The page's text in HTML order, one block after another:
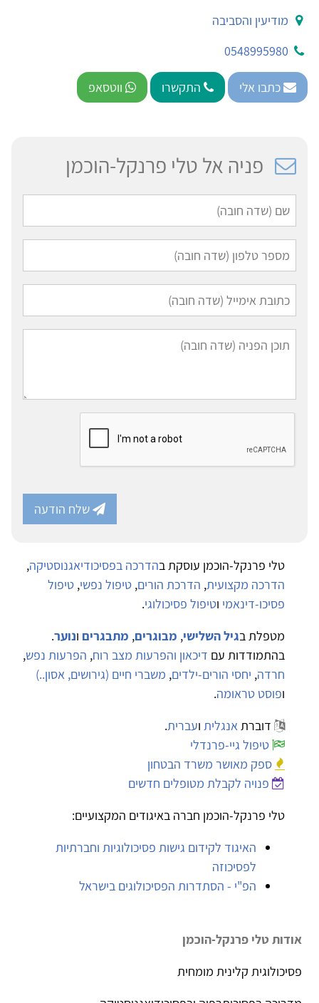
מודיעין והסביבה
0548995980
כתבו אלי התקשרו ווטסאפ
פניה אל טלי פרנקל-הוכמן
שלח הודעה
טלי פרנקל-הוכמן עוסקת בהדרכה בפסיכודיאגנוסטיקה,
הדרכה מקצועית, הדרכת הורים, טיפול נפשי, טיפול
פסיכו-דינאמי וטיפול פסיכולוגי.
מטפלת בגיל השלישי, מבוגרים, מתבגרים ונוער.
בהתמודדות עם דיכאון והפרעות מצב רוח, הפרעות נפש,
חרדה, יחסי הורים-ילדים, משברי חיים (גירושים, אסון..)
ופוסט טראומה.
דוברתאנגלית ועברית.
טיפול גיי-פרנדלי
ספק מאושר משרד הבטחון
פנויה לקבלת מטופלים חדשים
טלי פרנקל-הוכמן חברה באיגודים המקצועיים:
האיגוד לקידום גישות פסיכולוגיות וחברתיות
לפסיכוזה
הפ"י - הסתדרות הפסיכולוגים בישראל
אודות טלי פרנקל-הוכמן
פסיכולוגית קלינית מומחית